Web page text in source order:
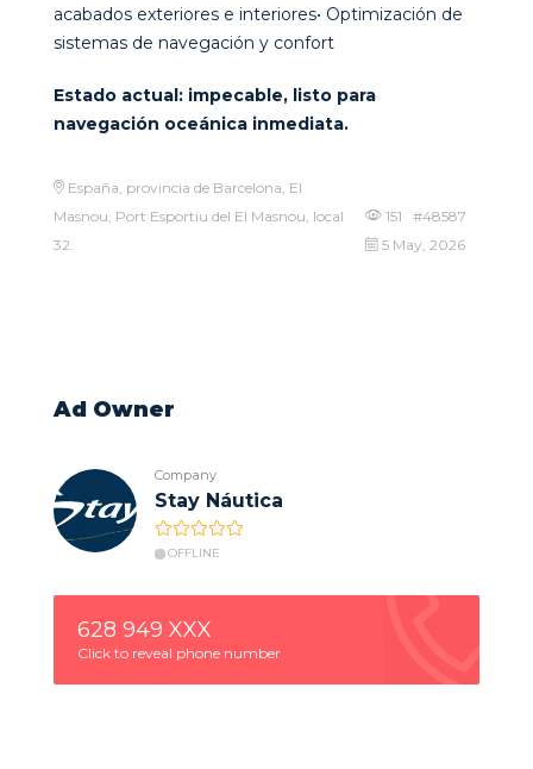
acabados exteriores e interiores• Optimización de
sistemas de navegación y confort
Estado actual: impecable, listo para
navegación oceánica inmediata.
España, provincia de Barcelona, El
Masnou, Port Esportiu del El Masnou, local
32.
151 #48587
5 May, 2026
Ad Owner
Company
Stay Náutica
OFFLINE
628 949 XXX
Click to reveal phone number